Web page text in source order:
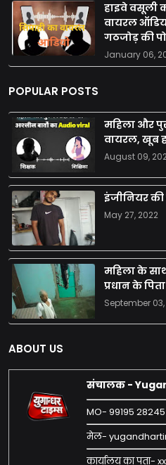
हाइवे वसूली
वायरल
गठजोड़ की
January 06,
POPULAR POSTS
महिला और
वायरल, खूब
August 09,
इंजीनियर की
May 27, 2022
महिला के
प्रधान के
September
ABOUT US
संचालक -
MO- 99195 28245
मेल-
कार्यालय का पता-